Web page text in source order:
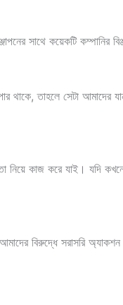
সাথে কয়েকটি কম্পানির
থাকে, তাহলে সেটা আমাদের
কাজ করে যাই। যদি
বিরুদ্ধে সরাসরি